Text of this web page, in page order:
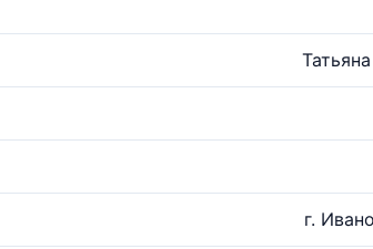
г.